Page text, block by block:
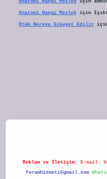
Anatomi Hangi Meslekiçin
Anatomi Hangi Meslekiçin
Rtük Nereye Şikayet Edilir
Reklam ve İletişim: E-mail:
forumhizmeti@gmail.com